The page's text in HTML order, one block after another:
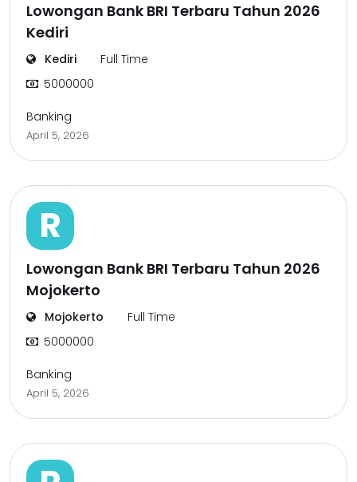
Lowongan Bank BRI Terbaru Tahun 2026
Kediri
Kediri
Full Time
5000000
Banking
April 5, 2026
R
Lowongan Bank BRI Terbaru Tahun 2026
Mojokerto
Mojokerto
Full Time
5000000
Banking
April 5, 2026